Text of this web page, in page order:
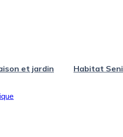
et jardin Habitat